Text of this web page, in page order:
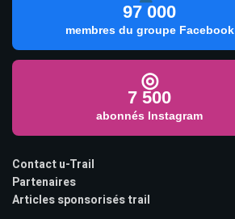
97 000
membres du groupe Facebook
◎
7 500
abonnés Instagram
Contact u-Trail
Partenaires
Articles sponsorisés trail